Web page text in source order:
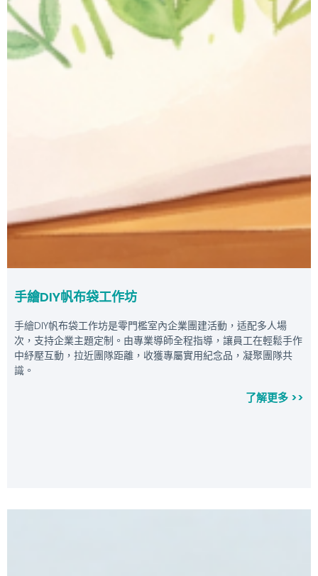
手繪DIY帆布袋工作坊
手繪DIY帆布袋工作坊是零門檻室內企業團建活動，适配多人場
次，支持企業主題定制。由專業導師全程指導，讓員工在輕鬆手作
中紓壓互動，拉近團隊距離，收獲專屬實用紀念品，凝聚團隊共
識。
了解更多 >>